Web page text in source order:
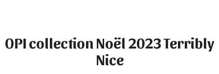
OPI collection Noël 2023 Terribly
Nice